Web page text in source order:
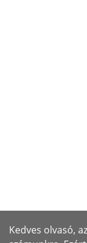
Kedves olvasó,